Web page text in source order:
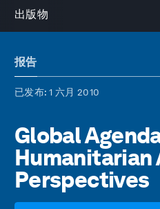
出版物
报告
已发布: 1 六月 2010
Global
Humanitarian
Perspectives